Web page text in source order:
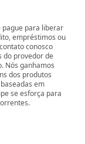
pague para liberar
empréstimos ou
conosco
do provedor de
Nós ganhamos
dos produtos
em
se esforça para